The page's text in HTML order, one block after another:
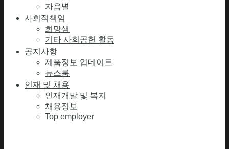
자음별
사회적책임
희망샘
기타 사회공헌 활동
공지사항
제품정보 업데이트
뉴스룸
인재 및 채용
인재개발 및 복지
채용정보
Top employer